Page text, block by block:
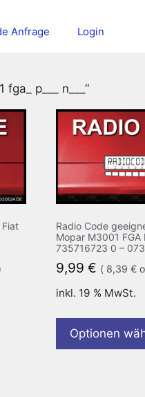
Anfrage Login
p___ n___“
Radio Code
Mopar M3001 FGA
735716723 0 –
9,99 € ( 8,39 €
inkl. 19 % MwSt.
Optionen